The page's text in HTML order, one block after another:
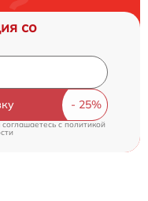
со
c политикой